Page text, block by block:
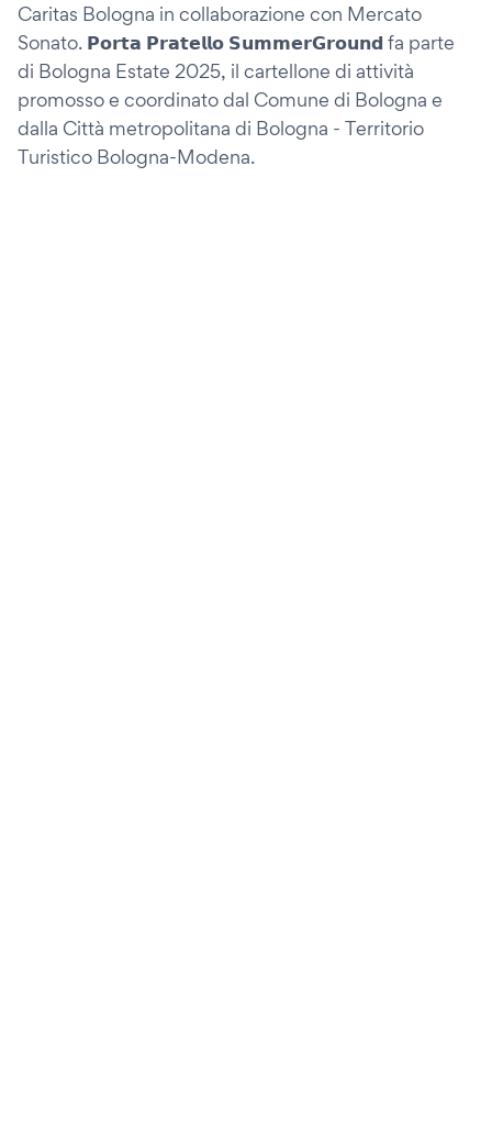
Caritas Bologna in collaborazione con Mercato
Sonato. 𝗣𝗼𝗿𝘁𝗮 𝗣𝗿𝗮𝘁𝗲𝗹𝗹𝗼 𝗦𝘂𝗺𝗺𝗲𝗿𝗚𝗿𝗼𝘂𝗻𝗱 fa parte
di Bologna Estate 2025, il cartellone di attività
promosso e coordinato dal Comune di Bologna e
dalla Città metropolitana di Bologna - Territorio
Turistico Bologna-Modena.